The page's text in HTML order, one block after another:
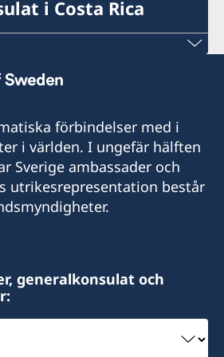
i Costa Rica
de Suecia
kl. 9:00 - 12:00
förbindelser med i
i världen. I ungefär hälften
Sverige ambassader och
utrikesrepresentation består
generalkonsulat och